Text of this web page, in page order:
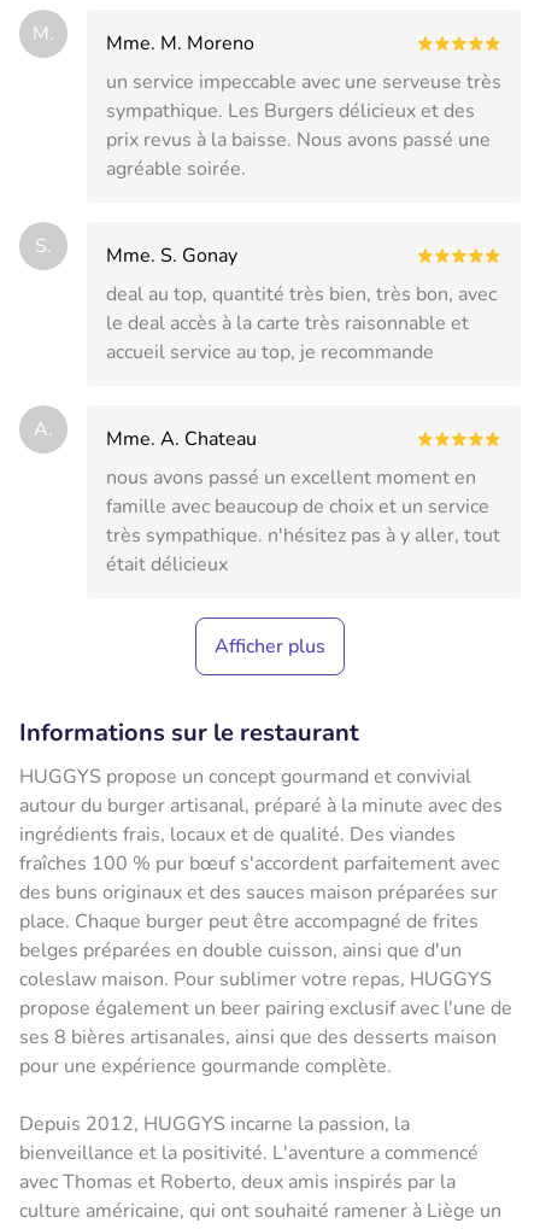
M.
Mme. M. Moreno
un service impeccable avec une serveuse très
sympathique. Les Burgers délicieux et des
prix revus à la baisse. Nous avons passé une
agréable soirée.
S.
Mme. S. Gonay
deal au top, quantité très bien, très bon, avec
le deal accès à la carte très raisonnable et
accueil service au top, je recommande
A.
Mme. A. Chateau
nous avons passé un excellent moment en
famille avec beaucoup de choix et un service
très sympathique. n'hésitez pas à y aller, tout
était délicieux
Afficher plus
Informations sur le restaurant
HUGGYS propose un concept gourmand et convivial
autour du burger artisanal, préparé à la minute avec des
ingrédients frais, locaux et de qualité. Des viandes
fraîches 100 % pur bœuf s'accordent parfaitement avec
des buns originaux et des sauces maison préparées sur
place. Chaque burger peut être accompagné de frites
belges préparées en double cuisson, ainsi que d'un
coleslaw maison. Pour sublimer votre repas, HUGGYS
propose également un beer pairing exclusif avec l'une de
ses 8 bières artisanales, ainsi que des desserts maison
pour une expérience gourmande complète.
Depuis 2012, HUGGYS incarne la passion, la
bienveillance et la positivité. L'aventure a commencé
avec Thomas et Roberto, deux amis inspirés par la
culture américaine, qui ont souhaité ramener à Liège un